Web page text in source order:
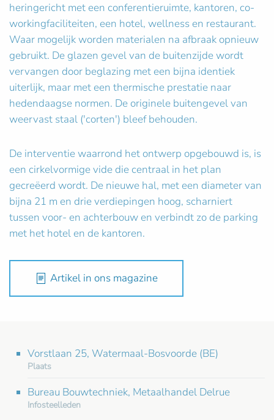
heringericht met een conferentieruimte, kantoren, co-
workingfaciliteiten, een hotel, wellness en restaurant.
Waar mogelijk worden materialen na afbraak opnieuw
gebruikt. De glazen gevel van de buitenzijde wordt
vervangen door beglazing met een bijna identiek
uiterlijk, maar met een thermische prestatie naar
hedendaagse normen. De originele buitengevel van
weervast staal ('corten') bleef behouden.
De interventie waarrond het ontwerp opgebouwd is, is
een cirkelvormige vide die centraal in het plan
gecreëerd wordt. De nieuwe hal, met een diameter van
bijna 21 m en drie verdiepingen hoog, scharniert
tussen voor- en achterbouw en verbindt zo de parking
met het hotel en de kantoren.
Artikel in ons magazine
Vorstlaan 25, Watermaal-Bosvoorde (BE)
Plaats
Bureau Bouwtechniek, Metaalhandel Delrue
Infosteelleden